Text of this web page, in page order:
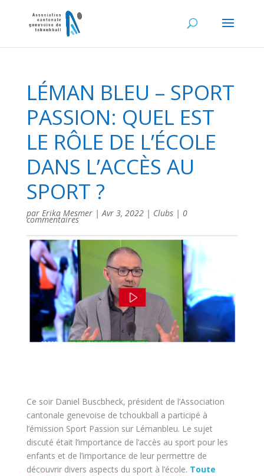
LÉMAN BLEU – SPORT
PASSION: QUEL EST
LE RÔLE DE L’ÉCOLE
DANS L’ACCÈS AU
SPORT ?
par Erika Mesmer|Avr 3, 2022| Clubs| 0
commentaires
Ce soir Daniel Buscbheck, président de l’Association
cantonale genevoise de tchoukball a participé à
l’émission Sport Passion sur Lémanbleu. Le sujet
discuté était l’importance de l’accès au sport pour les
enfants et de l’importance de leur permettre de
découvrir divers aspects du sport à l’école. Toute